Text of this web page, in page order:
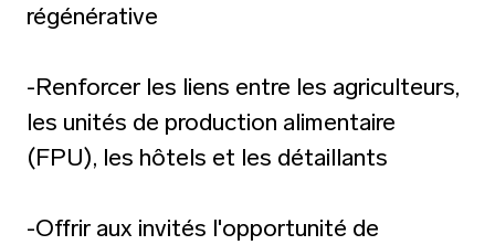
régénérative
-Renforcer les liens entre les agriculteurs,
les unités de production alimentaire
(FPU), les hôtels et les détaillants
-Offrir aux invités l'opportunité de